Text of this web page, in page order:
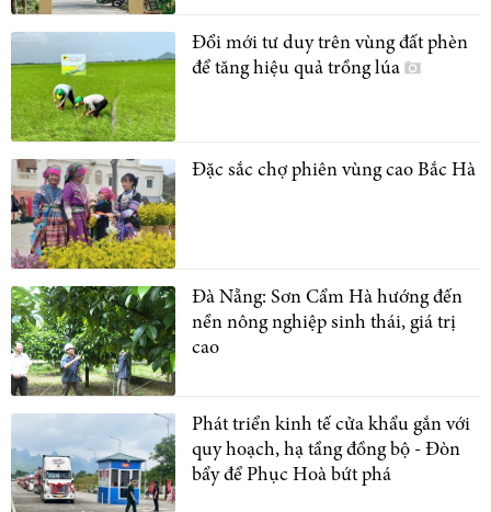
Đổi mới tư duy trên vùng đất phèn
để tăng hiệu quả trồng lúa
Đặc sắc chợ phiên vùng cao Bắc Hà
Đà Nẵng: Sơn Cẩm Hà hướng đến
nền nông nghiệp sinh thái, giá trị
cao
Phát triển kinh tế cửa khẩu gắn với
quy hoạch, hạ tầng đồng bộ - Đòn
bẩy để Phục Hoà bứt phá